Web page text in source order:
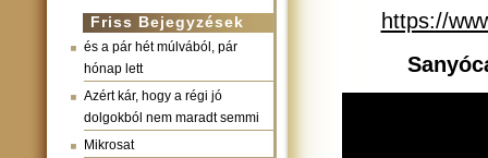
Friss Bejegyzések
és a pár hét múlvából, pár
hónap lett
Azért kár, hogy a régi jó
dolgokból nem maradt semmi
Mikrosat
https://